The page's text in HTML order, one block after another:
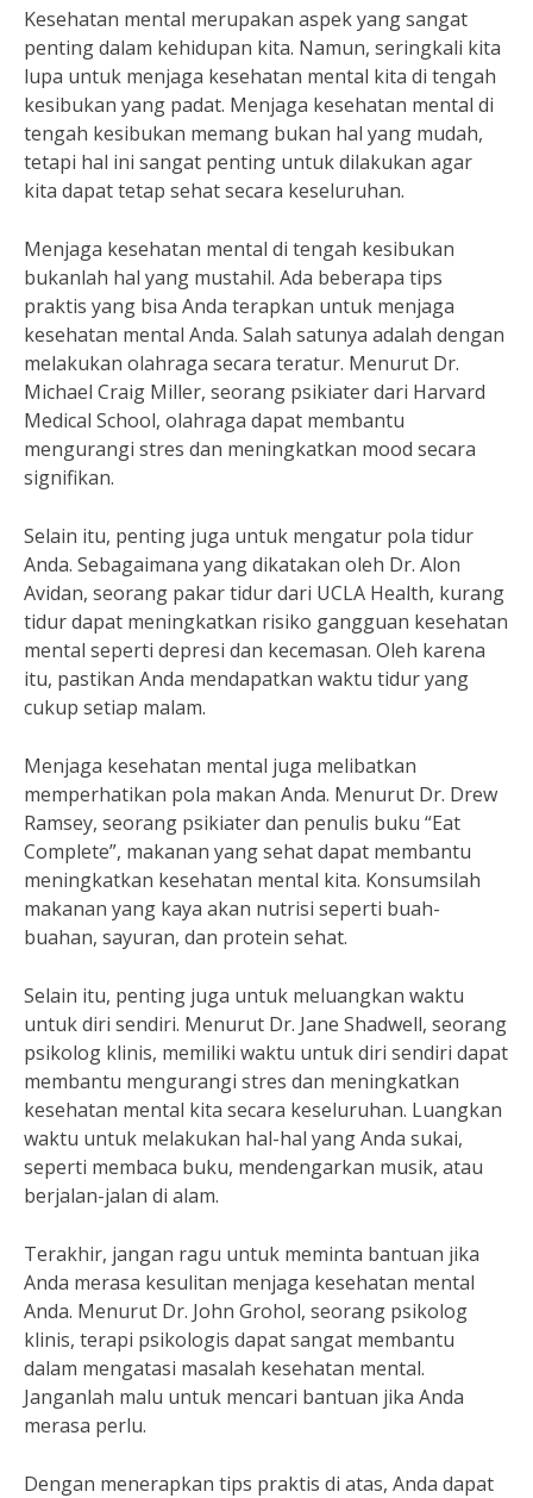
Kesehatan mental merupakan aspek yang sangat
penting dalam kehidupan kita. Namun, seringkali kita
lupa untuk menjaga kesehatan mental kita di tengah
kesibukan yang padat. Menjaga kesehatan mental di
tengah kesibukan memang bukan hal yang mudah,
tetapi hal ini sangat penting untuk dilakukan agar
kita dapat tetap sehat secara keseluruhan.
Menjaga kesehatan mental di tengah kesibukan
bukanlah hal yang mustahil. Ada beberapa tips
praktis yang bisa Anda terapkan untuk menjaga
kesehatan mental Anda. Salah satunya adalah dengan
melakukan olahraga secara teratur. Menurut Dr.
Michael Craig Miller, seorang psikiater dari Harvard
Medical School, olahraga dapat membantu
mengurangi stres dan meningkatkan mood secara
signifikan.
Selain itu, penting juga untuk mengatur pola tidur
Anda. Sebagaimana yang dikatakan oleh Dr. Alon
Avidan, seorang pakar tidur dari UCLA Health, kurang
tidur dapat meningkatkan risiko gangguan kesehatan
mental seperti depresi dan kecemasan. Oleh karena
itu, pastikan Anda mendapatkan waktu tidur yang
cukup setiap malam.
Menjaga kesehatan mental juga melibatkan
memperhatikan pola makan Anda. Menurut Dr. Drew
Ramsey, seorang psikiater dan penulis buku “Eat
Complete”, makanan yang sehat dapat membantu
meningkatkan kesehatan mental kita. Konsumsilah
makanan yang kaya akan nutrisi seperti buah-
buahan, sayuran, dan protein sehat.
Selain itu, penting juga untuk meluangkan waktu
untuk diri sendiri. Menurut Dr. Jane Shadwell, seorang
psikolog klinis, memiliki waktu untuk diri sendiri dapat
membantu mengurangi stres dan meningkatkan
kesehatan mental kita secara keseluruhan. Luangkan
waktu untuk melakukan hal-hal yang Anda sukai,
seperti membaca buku, mendengarkan musik, atau
berjalan-jalan di alam.
Terakhir, jangan ragu untuk meminta bantuan jika
Anda merasa kesulitan menjaga kesehatan mental
Anda. Menurut Dr. John Grohol, seorang psikolog
klinis, terapi psikologis dapat sangat membantu
dalam mengatasi masalah kesehatan mental.
Janganlah malu untuk mencari bantuan jika Anda
merasa perlu.
Dengan menerapkan tips praktis di atas, Anda dapat